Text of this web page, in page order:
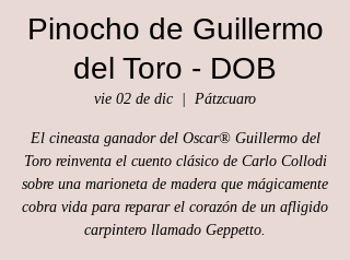
Pinocho de Guillermo
del Toro - DOB
vie 02 de dic Pátzcuaro
El cineasta ganador del Oscar® Guillermo del
Toro reinventa el cuento clásico de Carlo Collodi
sobre una marioneta de madera que mágicamente
cobra vida para reparar el corazón de un afligido
carpintero llamado Geppetto.